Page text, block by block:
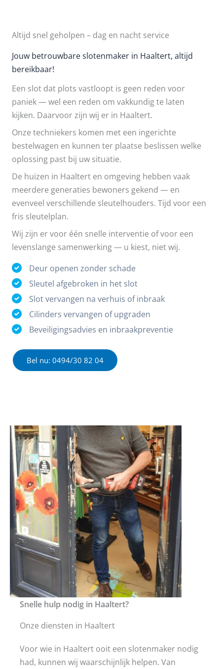
Altijd snel geholpen – dag en nacht service
Jouw betrouwbare slotenmaker in Haaltert, altijd
bereikbaar!
Een slot dat plots vastloopt is geen reden voor
paniek — wel een reden om vakkundig te laten
kijken. Daarvoor zijn wij er in Haaltert.
Onze techniekers komen met een ingerichte
bestelwagen en kunnen ter plaatse beslissen welke
oplossing past bij uw situatie.
De huizen in Haaltert en omgeving hebben vaak
meerdere generaties bewoners gekend — en
evenveel verschillende sleutelhouders. Tijd voor een
fris sleutelplan.
Wij zijn er voor één snelle interventie of voor een
levenslange samenwerking — u kiest, niet wij.
Deur openen zonder schade
Sleutel afgebroken in het slot
Slot vervangen na verhuis of inbraak
Cilinders vervangen of upgraden
Beveiligingsadvies en inbraakpreventie
Bel nu: 0494/30 82 04
Snelle hulp nodig in Haaltert?
Onze diensten in Haaltert
Voor wie in Haaltert ooit een slotenmaker nodig
had, kunnen wij waarschijnlijk helpen. Van